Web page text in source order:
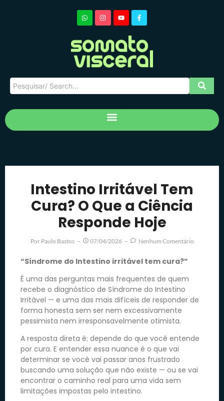
Intestino Irritável Tem
Cura? O Que a Ciência
Responde Hoje
Por Paulo Bastos 07/04/2026 Nenhum Comentário
“Síndrome do Intestino irritável tem cura?”
É uma das perguntas mais frequentes de quem
recebe o diagnóstico de Síndrome do Intestino
Irritável — e uma das mais difíceis de responder de
forma honesta sem ser nem excessivamente
pessimista nem irresponsavelmente otimista.
A resposta direta é: depende do que você entende
por cura. E entender essa nuance é o que vai
determinar se você vai passar anos frustrado
buscando uma solução que não existe — ou se vai
encontrar o caminho real para uma vida sem
limitações impostas pelo intestino.